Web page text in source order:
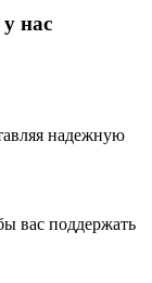
нас
надежную
вас поддержать